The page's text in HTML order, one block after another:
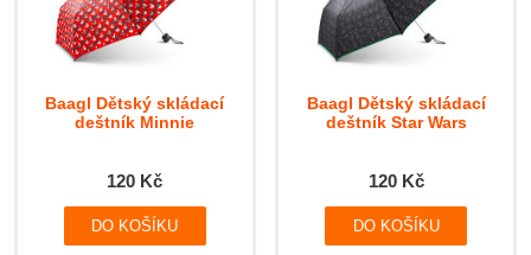
Baagl Dětský skládací
deštník Minnie
120 Kč
Baagl Dětský skládací
deštník Star Wars
120 Kč